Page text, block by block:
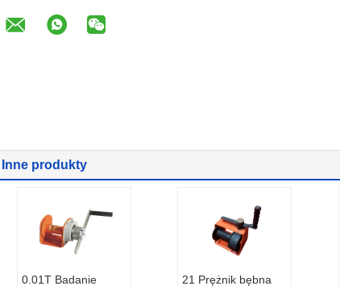
Inne produkty
0.01T Badanie 21 Prężnik bębna